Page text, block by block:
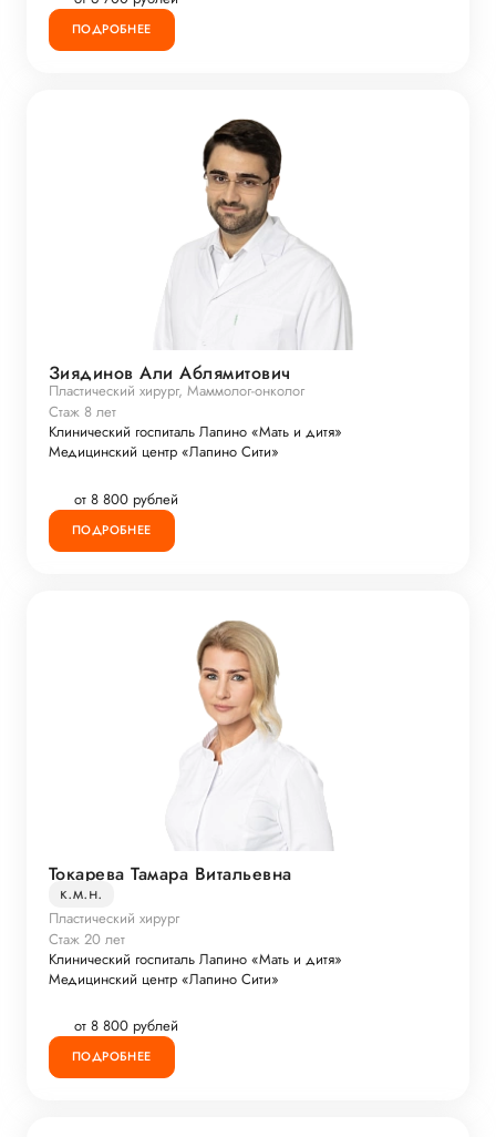
ПОДРОБНЕЕ
Зиядинов Али Аблямитович
Пластический хирург, Маммолог-онколог
Стаж 8 лет
Клинический госпиталь Лапино «Мать и дитя»
Медицинский центр «Лапино Сити»
от 8 800 рублей
ПОДРОБНЕЕ
Токарева Тамара Витальевна
к.м.н.
Пластический хирург
Стаж 20 лет
Клинический госпиталь Лапино «Мать и дитя»
Медицинский центр «Лапино Сити»
от 8 800 рублей
ПОДРОБНЕЕ